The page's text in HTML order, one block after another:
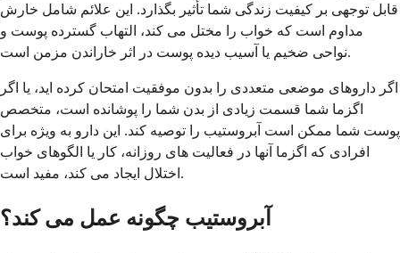
قابل توجهی بر کیفیت زندگی شما تأثیر بگذارد. این علائم شامل خارش
مداوم است که خواب را مختل می کند، التهاب گسترده پوست و
نواحی ضخیم یا آسیب دیده پوست در اثر خاراندن مزمن است.
اگر داروهای موضعی متعددی را بدون موفقیت امتحان کرده اید، یا اگر
اگزما شما قسمت زیادی از بدن شما را پوشانده است، متخصص
پوست شما ممکن است آبروستیب را توصیه کند. این دارو به ویژه برای
افرادی که اگزما آنها در فعالیت های روزانه، کار یا الگوهای خواب
اختلال ایجاد می کند، مفید است.
آبروستیب چگونه عمل می کند؟